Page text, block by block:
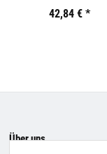
19,44 € inkl. 19%
42,84 € *
Über uns